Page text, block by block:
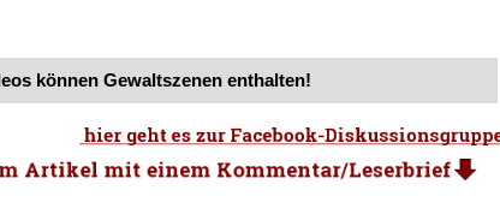
können Gewaltszenen enthalten!